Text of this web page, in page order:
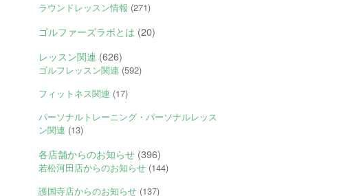
ラウンドレッスン情報 (271)
ゴルファーズラボとは (20)
レッスン関連 (626)
ゴルフレッスン関連 (592)
フィットネス関連 (17)
パーソナルトレーニング・パーソナルレッス
ン関連 (13)
各店舗からのお知らせ (396)
若松河田店からのお知らせ (144)
護国寺店からのお知らせ (137)